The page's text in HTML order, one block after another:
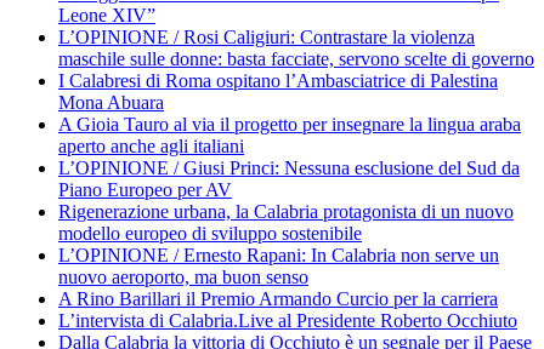
Leone XIV”
L’OPINIONE / Rosi Caligiuri: Contrastare la violenza
maschile sulle donne: basta facciate, servono scelte di governo
I Calabresi di Roma ospitano l’Ambasciatrice di Palestina
Mona Abuara
A Gioia Tauro al via il progetto per insegnare la lingua araba
aperto anche agli italiani
L’OPINIONE / Giusi Princi: Nessuna esclusione del Sud da
Piano Europeo per AV
Rigenerazione urbana, la Calabria protagonista di un nuovo
modello europeo di sviluppo sostenibile
L’OPINIONE / Ernesto Rapani: In Calabria non serve un
nuovo aeroporto, ma buon senso
A Rino Barillari il Premio Armando Curcio per la carriera
L’intervista di Calabria.Live al Presidente Roberto Occhiuto
Dalla Calabria la vittoria di Occhiuto è un segnale per il Paese